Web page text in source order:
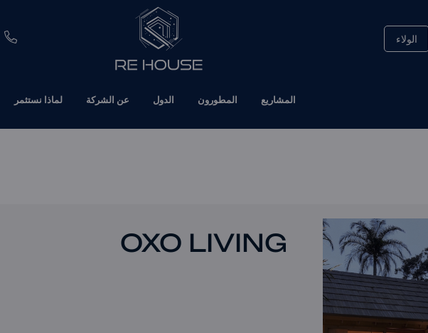
الولاء
المشاريع المطورون الدول عن الشركة لماذا نستثمر
OXO LIVING